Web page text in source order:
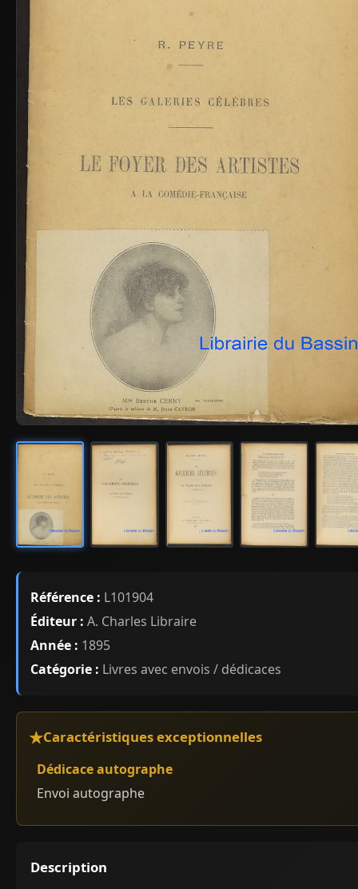
Référence : L101904
Éditeur : A. Charles Libraire
Année : 1895
Catégorie : Livres avec envois / dédicaces
Caractéristiques exceptionnelles
Dédicace autographe
Envoi autographe
Description